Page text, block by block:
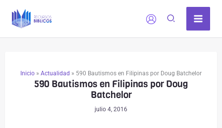
Inicio » Actualidad » 590 Bautismos en Filipinas por Doug Batchelor
590 Bautismos en Filipinas por Doug
Batchelor
julio 4, 2016